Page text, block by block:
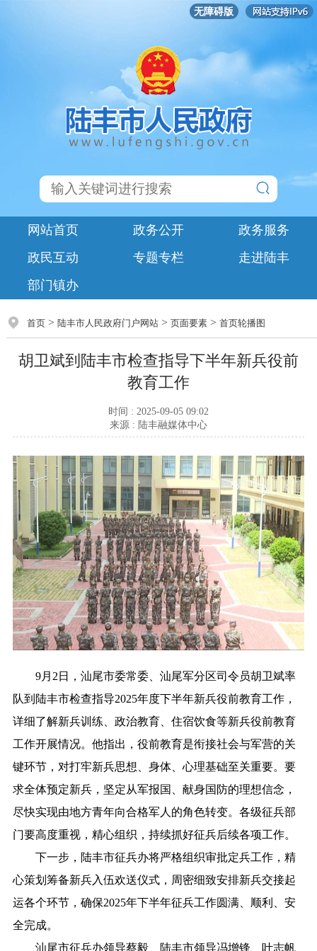
无障碍版
网站首页 政务公开
政务服务
政民互动
专题专栏
走进陆丰
部门镇办
首页> 陆丰市人民政府门户网站> 页面要素> 首页轮播图
胡卫斌到陆丰市检查指导下半年新兵役前
教育工作
时间 : 2025-09-05 09:02
来源 : 陆丰融媒体中心
9月2日，汕尾市委常委、汕尾军分区司令员胡卫斌率
队到陆丰市检查指导2025年度下半年新兵役前教育工作，
详细了解新兵训练、政治教育、住宿饮食等新兵役前教育
工作开展情况。他指出，役前教育是衔接社会与军营的关
键环节，对打牢新兵思想、身体、心理基础至关重要。要
求全体预定新兵，坚定从军报国、献身国防的理想信念，
尽快实现由地方青年向合格军人的角色转变。各级征兵部
门要高度重视，精心组织，持续抓好征兵后续各项工作。
下一步，陆丰市征兵办将严格组织审批定兵工作，精
心策划筹备新兵入伍欢送仪式，周密细致安排新兵交接起
运各个环节，确保2025年下半年征兵工作圆满、顺利、安
全完成。
汕尾市征兵办领导蔡毅、陆丰市领导冯增锋、叶志帆